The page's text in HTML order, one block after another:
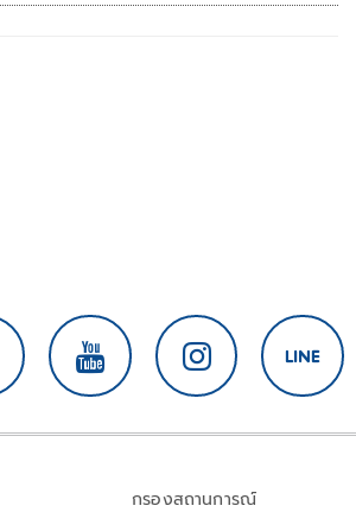
กรองสถานการณ์